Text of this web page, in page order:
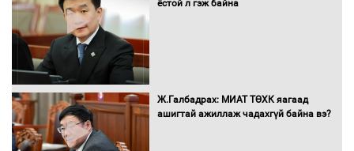
Нөөцийн махны худалдаа,
ёстой л гэж байна
Ж.Галбадрах: МИАТ ТӨХК яагаад
ашигтай ажиллаж чадахгүй байна вэ?